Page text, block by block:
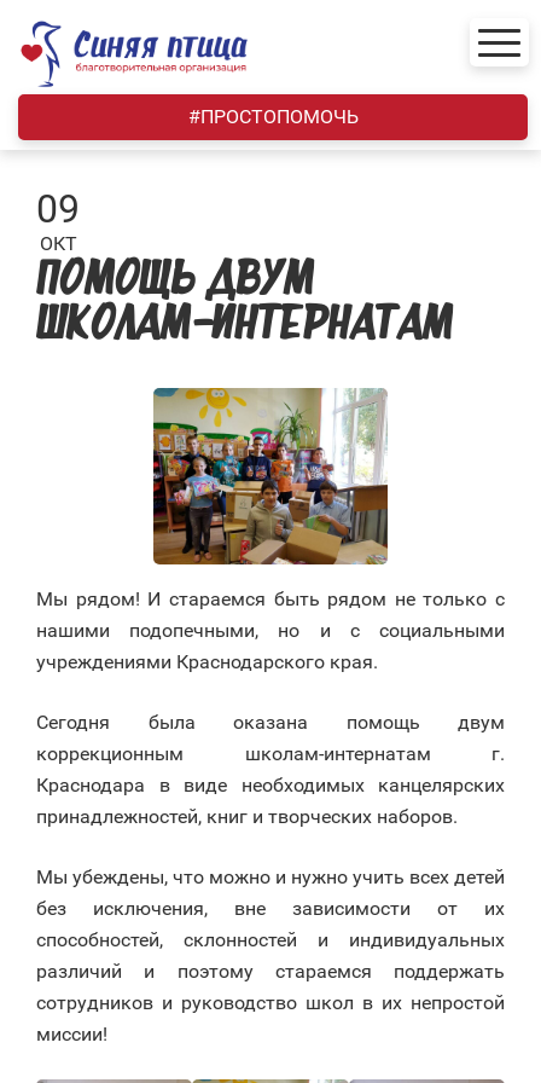
content
#ПРОСТОПОМОЧЬ
09
ОКТ
ПОМОЩЬ ДВУМ
ШКОЛАМ-ИНТЕРНАТАМ
Мы рядом! И стараемся быть рядом не только с
нашими подопечными, но и с социальными
учреждениями Краснодарского края.
Сегодня была оказана помощь двум
коррекционным школам-интернатам г.
Краснодара в виде необходимых канцелярских
принадлежностей, книг и творческих наборов.
Мы убеждены, что можно и нужно учить всех детей
без исключения, вне зависимости от их
способностей, склонностей и индивидуальных
различий и поэтому стараемся поддержать
сотрудников и руководство школ в их непростой
миссии!